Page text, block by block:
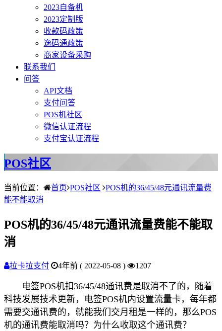
2023自备机
2023定制版
收款码政策
逸码通政策
商家设备采购
联系我们
问答
API文档
支付问答
POS机社区
微信认证流程
支付宝认证流程
POS社区
当前位置： 首页 POS社区
POS机的36/45/48元通讯流量费
能不能取消
POS机的36/45/48元通讯流量费能不能取
消
拉卡拉支付 4年前 ( 2022-05-08 ) 1207
电签POS机扣36/45/48通讯费是取消不了的，随着
科技发展技术更新，电签POS机内设置流量卡，每年都
需要交通讯费的，就能我们交月租是一样的，那么POS
机的通讯费能取消吗？为什么收取这个通讯费？